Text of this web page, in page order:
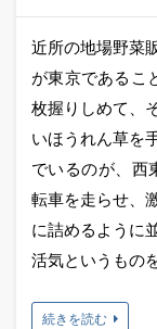
近所の地場野菜
が東京であるこ
枚握りしめて、
いほうれん草を
でいるのが、西
転車を走らせ、
に詰めるように
活気というもの
続きを読む